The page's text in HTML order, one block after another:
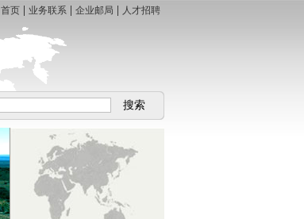
首页| 业务联系| 企业邮局 人才招聘
搜索